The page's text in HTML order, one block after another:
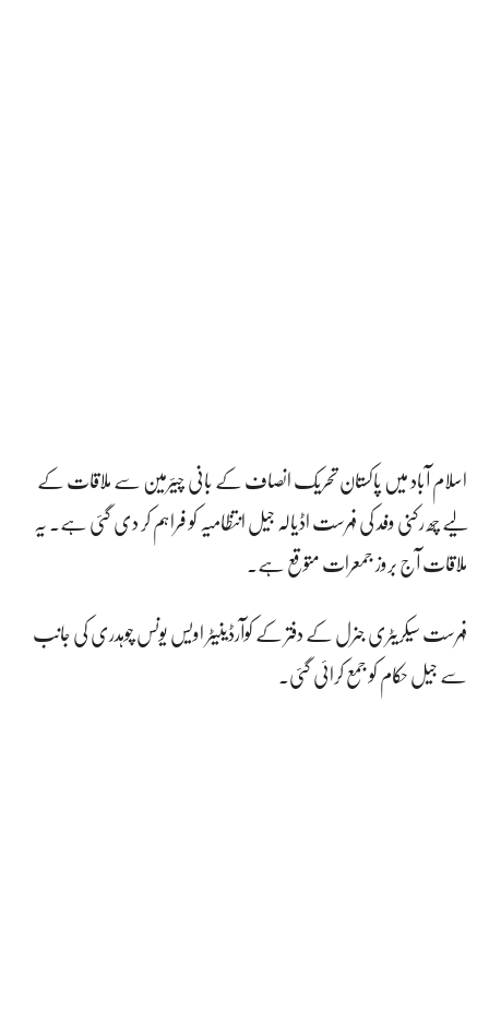
اسلام آباد میں پاکستان تحریک انصاف کے بانی چیئرمین سے ملاقات کے
لیے چھ رکنی وفد کی فہرست اڈیالہ جیل انتظامیہ کو فراہم کر دی گئی ہے۔ یہ
ملاقات آج بروز جمعرات متوقع ہے۔
فہرست سیکریٹری جنرل کے دفتر کے کوآرڈینیٹر اویس یونس چوہدری کی جانب
سے جیل حکام کو جمع کرائی گئی۔